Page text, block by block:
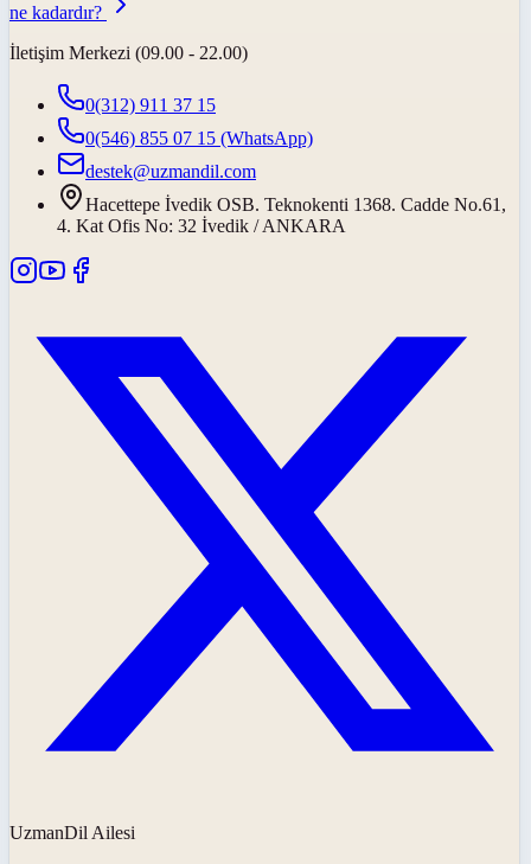
ne kadardır?
İletişim Merkezi (09.00 - 22.00)
0(312) 911 37 15
0(546) 855 07 15 (WhatsApp)
destek@uzmandil.com
Hacettepe İvedik OSB. Teknokenti 1368. Cadde No.61,
4. Kat Ofis No: 32 İvedik / ANKARA
UzmanDil Ailesi